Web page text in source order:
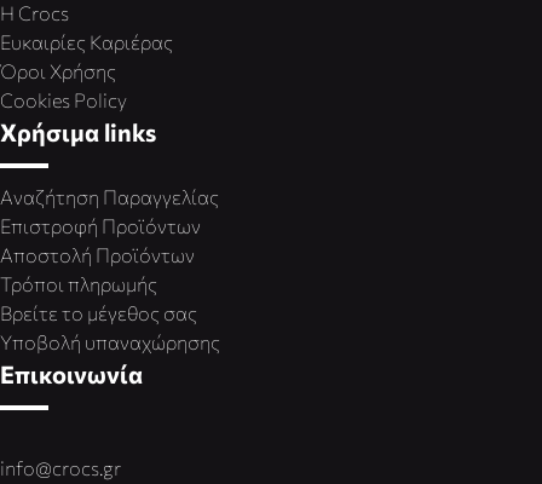
Η Crocs
Ευκαιρίες Καριέρας
Όροι Χρήσης
Cookies Policy
Χρήσιμα links
Αναζήτηση Παραγγελίας
Επιστροφή Προϊόντων
Αποστολή Προϊόντων
Τρόποι πληρωμής
Βρείτε το μέγεθος σας
Υποβολή υπαναχώρησης
Επικοινωνία
info@crocs.gr